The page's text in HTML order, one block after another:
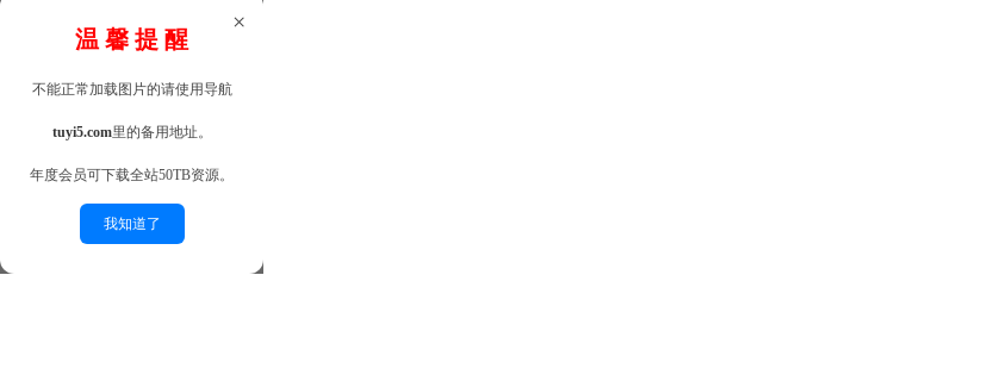
×
温 馨 提 醒
不能正常加载图片的请使用导航
tuyi5.com里的备用地址。
年度会员可下载全站50TB资源。
我知道了